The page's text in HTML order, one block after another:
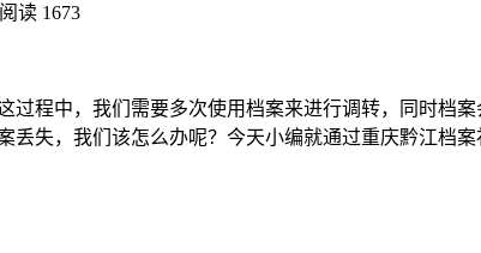
阅读 1673
过程中，我们需要多次使用档案来进行调转，同时档
丢失，我们该怎么办呢？今天小编就通过重庆黔江档